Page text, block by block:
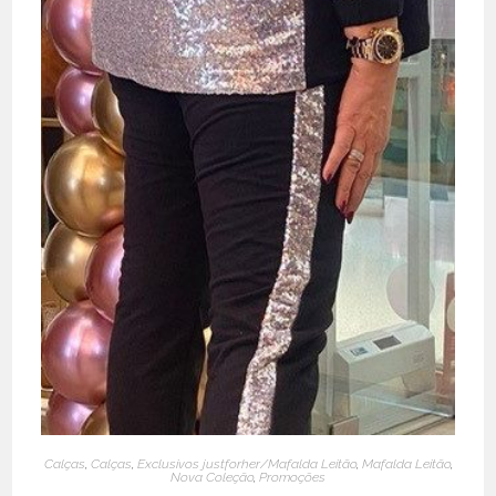
Calças Calças Exclusivos justforher/Mafalda Leitão, Mafalda Leitão,
Nova Coleção, Promoções